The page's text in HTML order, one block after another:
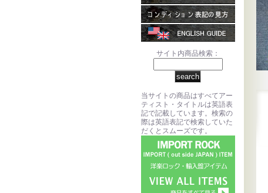
サイト内商品検索：
当サイトの商品はすべてアー
ティスト・タイトルは英語表
記で記載しています。検索の
際は英語表記で検索していた
だくとスムーズです。